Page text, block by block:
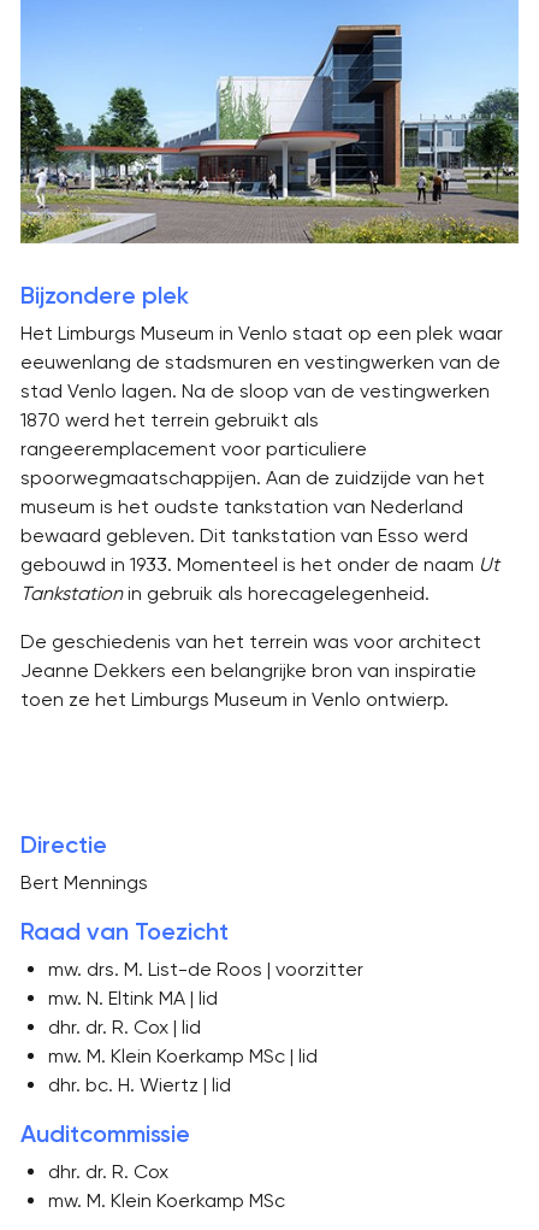
Bijzondere plek
Het Limburgs Museum in Venlo staat op een plek waar
eeuwenlang de stadsmuren en vestingwerken van de
stad Venlo lagen. Na de sloop van de vestingwerken
1870 werd het terrein gebruikt als
rangeeremplacement voor particuliere
spoorwegmaatschappijen. Aan de zuidzijde van het
museum is het oudste tankstation van Nederland
bewaard gebleven. Dit tankstation van Esso werd
gebouwd in 1933. Momenteel is het onder de naam Ut
Tankstationin gebruik als horecagelegenheid.
De geschiedenis van het terrein was voor architect
Jeanne Dekkers een belangrijke bron van inspiratie
toen ze het Limburgs Museum in Venlo ontwierp.
Directie
Bert Mennings
Raad van Toezicht
mw. drs. M. List-de Roos | voorzitter
mw. N. Eltink MA | lid
dhr. dr. R. Cox | lid
mw. M. Klein Koerkamp MSc | lid
dhr. bc. H. Wiertz | lid
Auditcommissie
dhr. dr. R. Cox
mw. M. Klein Koerkamp MSc